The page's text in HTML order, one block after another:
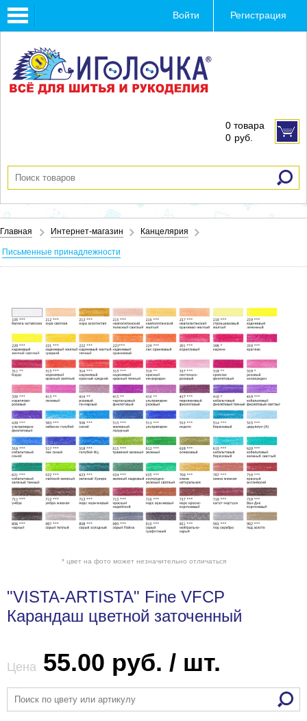
Toggle
navigation
Войти Регистрация
0 товара
0 руб.
Главная Интернет-магазин Канцелярия
Письменные принадлежности
* цвет на фото может незначительно отличаться
"VISTA-ARTISTA" Fine VFCP
Карандаш цветной заточенный
Цена 55.00 руб. / шт.